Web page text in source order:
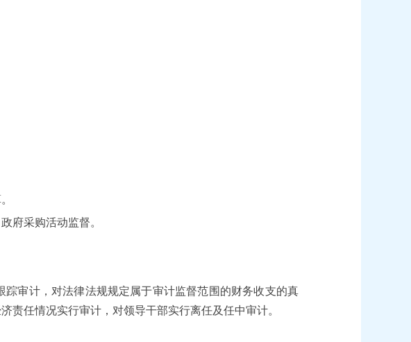
采购活动监督。
审计，对法律法规规定属于审计监督范围的财务收支的真
任情况实行审计，对领导干部实行离任及任中审计。